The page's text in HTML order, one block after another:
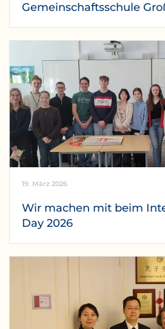
Gemeinschaftsschule
19. März 2026
Wir machen mit beim
Day 2026